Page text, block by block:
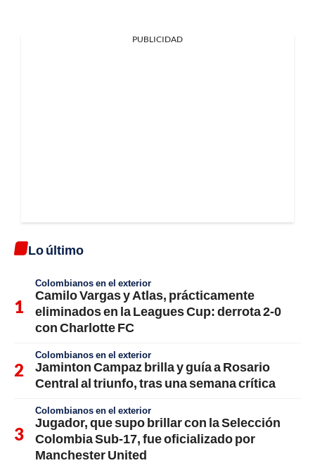
PUBLICIDAD
Lo último
Colombianos en el exterior
Camilo Vargas y Atlas, prácticamente
eliminados en la Leagues Cup: derrota 2-0
con Charlotte FC
Colombianos en el exterior
Jaminton Campaz brilla y guía a Rosario
Central al triunfo, tras una semana crítica
Colombianos en el exterior
Jugador, que supo brillar con la Selección
Colombia Sub-17, fue oficializado por
Manchester United